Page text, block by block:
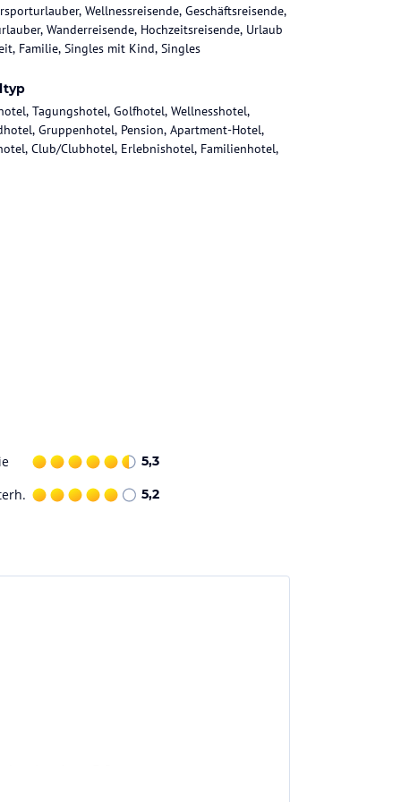
Wellnessreisende, Geschäftsreisende,
Wanderreisende, Hochzeitsreisende, Urlaub
Familie, Singles mit Kind, Singles
Tagungshotel, Golfhotel, Wellnesshotel,
Gruppenhotel, Pension, Apartment-Hotel,
Club/Clubhotel, Erlebnishotel, Familienhotel,
5,3
5,2